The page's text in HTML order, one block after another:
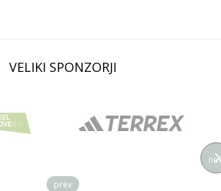
VELIKI SPONZORJI
prev